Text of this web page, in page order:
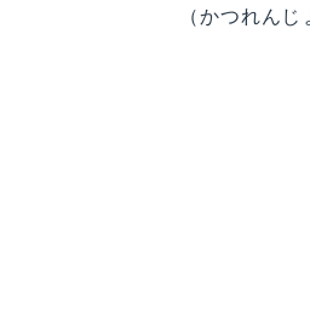
（かつれんじ